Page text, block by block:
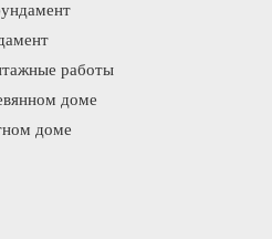
работы
доме
доме